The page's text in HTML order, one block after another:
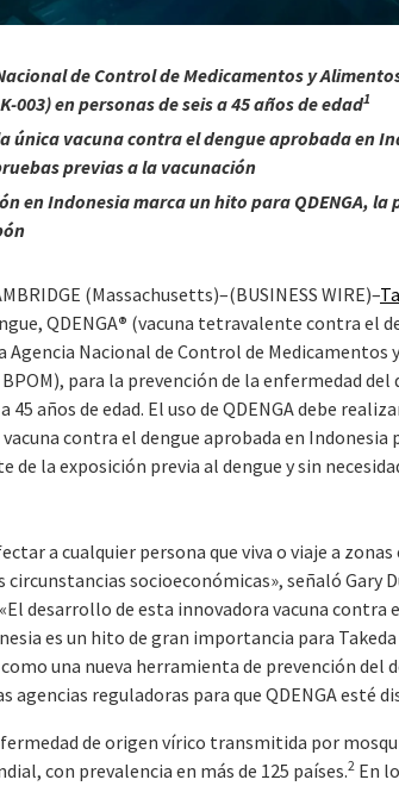
de Control de Medicamentos y
003) en personas de seis a 45 años de edad1
única vacuna contra el dengue aprobada en
previas a la vacunación
en Indonesia marca un hito para QDENGA,
(Massachusetts)–(BUSINESS WIRE)–
QDENGA® (vacuna tetravalente contra el
Agencia Nacional de Control de Medicamentos
para la prevención de la enfermedad
45 años de edad. El uso de QDENGA debe
vacuna contra el dengue aprobada en Indonesia
de la exposición previa al dengue y sin
a cualquier persona que viva o viaje a
circunstancias socioeconómicas», señaló Gary
«El desarrollo de esta innovadora vacuna
es un hito de gran importancia para
una nueva herramienta de prevención del
agencias reguladoras para que QDENGA esté
de origen vírico transmitida por
con prevalencia en más de 125 países.2 En